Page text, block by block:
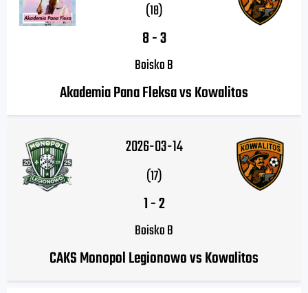
(18)
8-3
Boisko B
Akademia Pana Fleksa vs Kowalitos
2026-03-14
(17)
1-2
Boisko B
CAKS Monopol Legionowo vs Kowalitos